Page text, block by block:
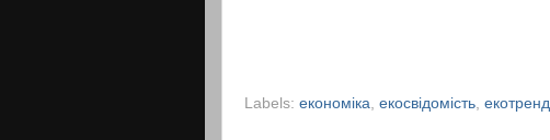
Labels: економіка екосвідомість екотренд